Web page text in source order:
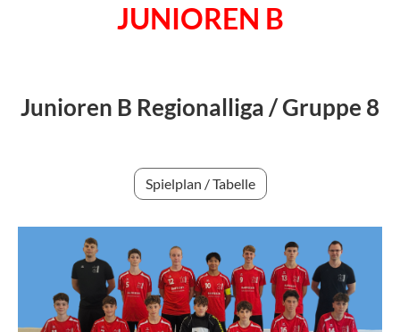
JUNIOREN B
Junioren B Regionalliga /Gruppe 8
Spielplan / Tabelle